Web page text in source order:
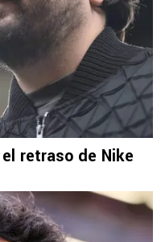
retraso de Nike